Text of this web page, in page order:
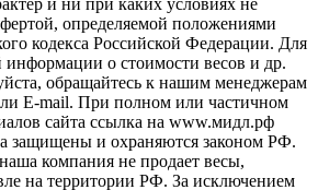
и ни при каких условиях не
определяемой положениями
кодекса Российской Федерации. Для
о стоимости весов и др.
обращайтесь к нашим менеджерам
E-mail. При полном или частичном
сайта ссылка на www.мидл.рф
защищены и охраняются законом РФ.
компания не продает весы,
на территории РФ. За исключением